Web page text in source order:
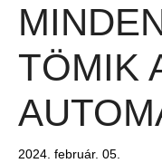
TÖMIK
2024. február. 05.